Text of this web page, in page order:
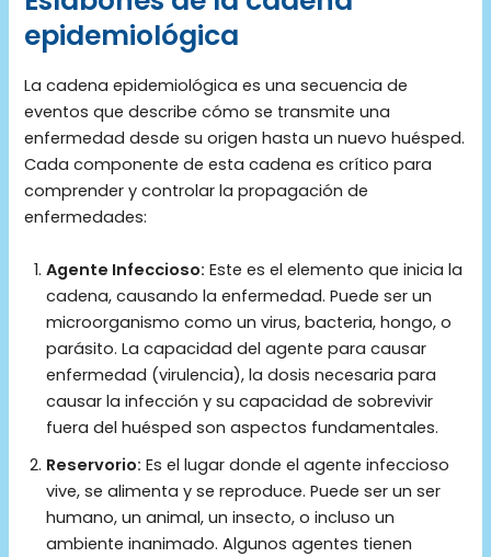
epidemiológica
La cadena epidemiológica es una secuencia de
eventos que describe cómo se transmite una
enfermedad desde su origen hasta un nuevo huésped.
Cada componente de esta cadena es crítico para
comprender y controlar la propagación de
enfermedades:
Agente Infeccioso: Este es el elemento que inicia la
cadena, causando la enfermedad. Puede ser un
microorganismo como un virus, bacteria, hongo, o
parásito. La capacidad del agente para causar
enfermedad (virulencia), la dosis necesaria para
causar la infección y su capacidad de sobrevivir
fuera del huésped son aspectos fundamentales.
Reservorio: Es el lugar donde el agente infeccioso
vive, se alimenta y se reproduce. Puede ser un ser
humano, un animal, un insecto, o incluso un
ambiente inanimado. Algunos agentes tienen